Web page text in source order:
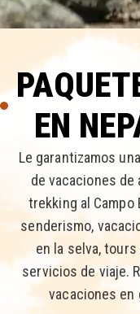
EN
Le garantizamos
de vacaciones de
trekking al
senderismo,
en la selva,
servicios de viaje.
vacaciones en